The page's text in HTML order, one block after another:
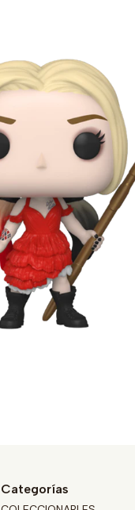
Categorías